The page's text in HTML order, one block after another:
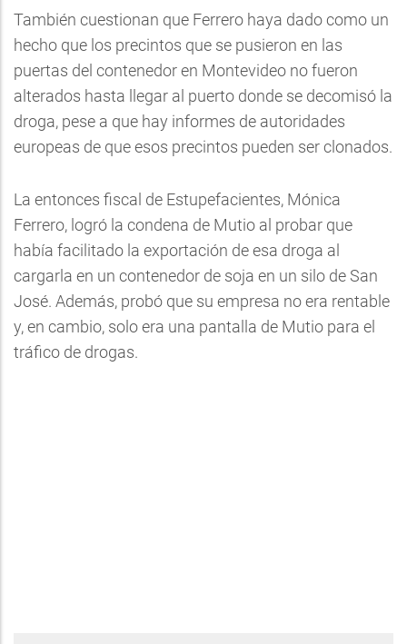
También cuestionan que Ferrero haya dado como un
hecho que los precintos que se pusieron en las
puertas del contenedor en Montevideo no fueron
alterados hasta llegar al puerto donde se decomisó la
droga, pese a que hay informes de autoridades
europeas de que esos precintos pueden ser clonados.
La entonces fiscal de Estupefacientes, Mónica
Ferrero, logró la condena de Mutio al probar que
había facilitado la exportación de esa droga al
cargarla en un contenedor de soja en un silo de San
José. Además, probó que su empresa no era rentable
y, en cambio, solo era una pantalla de Mutio para el
tráfico de drogas.